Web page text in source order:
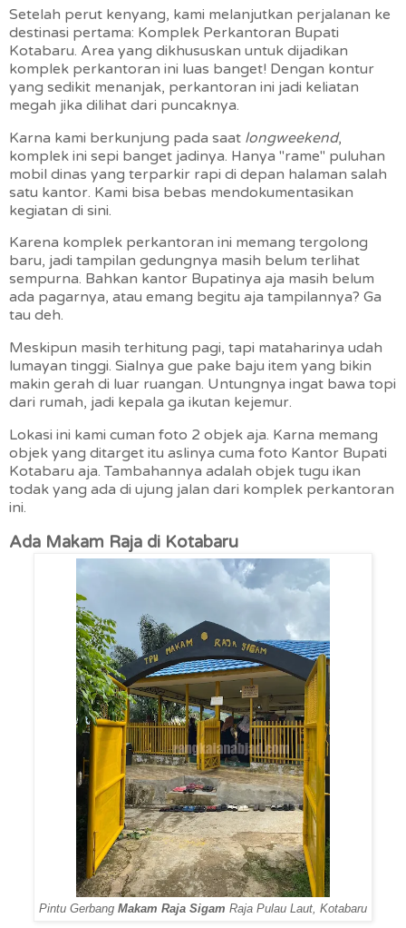
Setelah perut kenyang, kami melanjutkan perjalanan ke
destinasi pertama: Komplek Perkantoran Bupati
Kotabaru. Area yang dikhususkan untuk dijadikan
komplek perkantoran ini luas banget! Dengan kontur
yang sedikit menanjak, perkantoran ini jadi keliatan
megah jika dilihat dari puncaknya.
Karna kami berkunjung pada saat longweekend,
komplek ini sepi banget jadinya. Hanya "rame" puluhan
mobil dinas yang terparkir rapi di depan halaman salah
satu kantor. Kami bisa bebas mendokumentasikan
kegiatan di sini.
Karena komplek perkantoran ini memang tergolong
baru, jadi tampilan gedungnya masih belum terlihat
sempurna. Bahkan kantor Bupatinya aja masih belum
ada pagarnya, atau emang begitu aja tampilannya? Ga
tau deh.
Meskipun masih terhitung pagi, tapi mataharinya udah
lumayan tinggi. Sialnya gue pake baju item yang bikin
makin gerah di luar ruangan. Untungnya ingat bawa topi
dari rumah, jadi kepala ga ikutan kejemur.
Lokasi ini kami cuman foto 2 objek aja. Karna memang
objek yang ditarget itu aslinya cuma foto Kantor Bupati
Kotabaru aja. Tambahannya adalah objek tugu ikan
todak yang ada di ujung jalan dari komplek perkantoran
ini.
Ada Makam Raja di Kotabaru
Pintu Gerbang Makam Raja Sigam Raja Pulau Laut, Kotabaru